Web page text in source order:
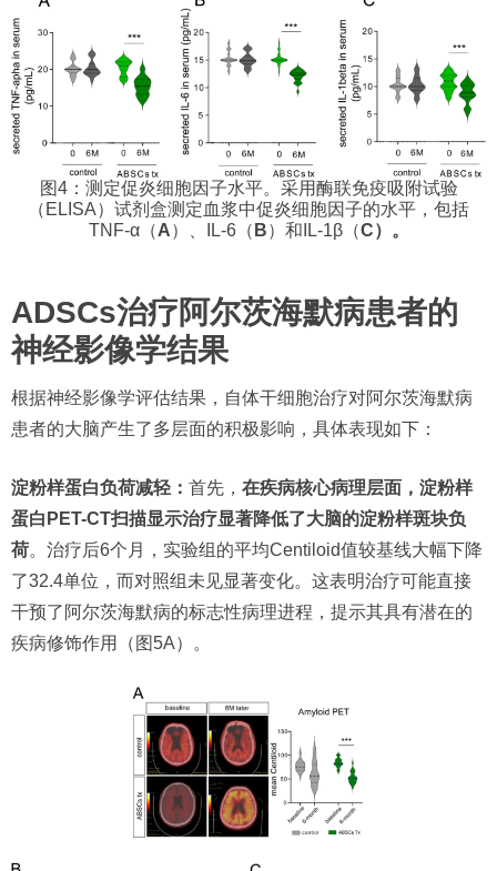
图4：测定促炎细胞因子水平。采用酶联免疫吸附试验
（ELISA）试剂盒测定血浆中促炎细胞因子的水平，包括
TNF-α（A）、IL-6（ B）和IL-1β（C）。
ADSCs治疗阿尔茨海默病患者的
神经影像学结果
根据神经影像学评估结果，自体干细胞治疗对阿尔茨海默病
患者的大脑产生了多层面的积极影响，具体表现如下：
淀粉样蛋白负荷减轻： 首先， 在疾病核心病理层面，淀粉样
蛋白PET-CT扫描显示治疗显著降低了大脑的淀粉样斑块负
荷。治疗后6个月，实验组的平均Centiloid值较基线大幅下降
了32.4单位，而对照组未见显著变化。这表明治疗可能直接
干预了阿尔茨海默病的标志性病理进程，提示其具有潜在的
疾病修饰作用（图5A）。